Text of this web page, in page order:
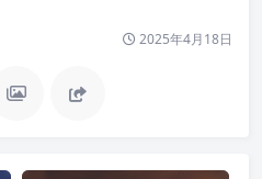
2025年4月18日